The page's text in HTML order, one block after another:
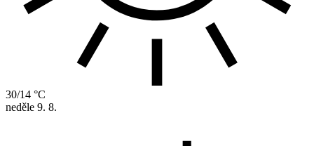
30/14 °C
neděle 9. 8.